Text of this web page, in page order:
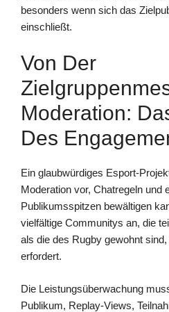
besonders wenn sich das
einschließt.
Von Der
Moderation:
Des
Ein glaubwürdiges Esport-
Moderation vor, Chatregeln und
Publikumsspitzen bewältigen
vielfältige Communitys an, die
als die des Rugby gewohnt
erfordert.
Die Leistungsüberwachung
Publikum, Replay-Views,